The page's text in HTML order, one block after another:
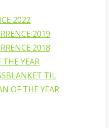
2022
2019
2018
YEAR
TIL
OF THE YEAR